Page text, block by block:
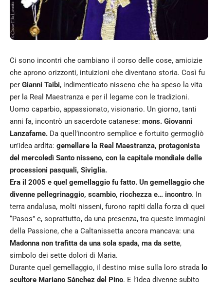
Ci sono incontri che cambiano il corso delle cose, amicizie
che aprono orizzonti, intuizioni che diventano storia. Così fu
per Gianni Taibi, indimenticato nisseno che ha speso la vita
per la Real Maestranza e per il legame con le tradizioni.
Uomo caparbio, appassionato, visionario. Un giorno, tanti
anni fa, incontrò un sacerdote catanese: mons. Giovanni
Lanzafame. Da quell’incontro semplice e fortuito germogliò
un’idea ardita: gemellare la Real Maestranza, protagonista
del mercoledì Santo nisseno, con la capitale mondiale delle
processioni pasquali, Siviglia.
Era il 2005 e quel gemellaggio fu fatto. Un gemellaggio che
divenne pellegrinaggio, scambio, ricchezza e… incontro. In
terra andalusa, molti nisseni, furono rapiti dalla forza di quei
“Pasos” e, soprattutto, da una presenza, tra queste immagini
della Passione, che a Caltanissetta ancora mancava: una
Madonna non trafitta da una sola spada, ma da sette,
simbolo dei sette dolori di Maria.
Durante quel gemellaggio, il destino mise sulla loro strada lo
scultore Mariano Sánchez del Pino. E l’idea divenne subito